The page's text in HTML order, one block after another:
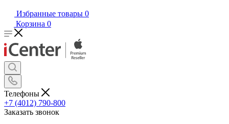
Избранные товары 0
Корзина 0
Телефоны
+7 (4012) 790-800
Заказать звонок